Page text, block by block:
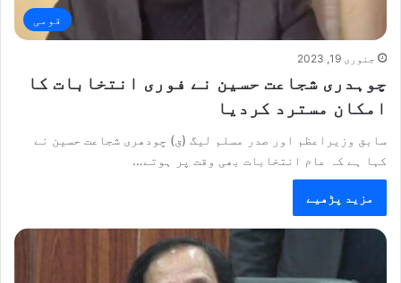
قومی
جنوری 19, 2023
چوہدری شجاعت حسین نے فوری انتخابات کا
امکان مسترد کردیا
سابق وزیراعظم اور صدر مسلم لیگ (ق) چودھری شجاعت حسین نے
کہا ہے کہ عام انتخابات بھی وقت پر ہوتے…
مزید پڑھیے